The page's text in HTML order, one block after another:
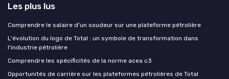
Les plus lus
Comprendre le salaire d'un soudeur sur une plateforme pétrolière
L'évolution du logo de Total : un symbole de transformation dans
l'industrie pétrolière
Comprendre les spécificités de la norme acea c3
Opportunités de carrière sur les plateformes pétrolières de Total